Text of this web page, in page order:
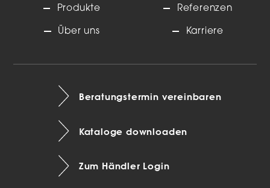
Produkte
Über uns
Referenzen
Karriere
Beratungstermin vereinbaren
Kataloge downloaden
Zum Händler Login